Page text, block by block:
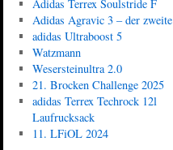
Adidas Terrex Soulstride F
Adidas Agravic 3 – der zweite
adidas Ultraboost 5
Watzmann
Wesersteinultra 2.0
21. Brocken Challenge 2025
adidas Terrex Techrock 12l
Laufrucksack
11. LFiOL 2024